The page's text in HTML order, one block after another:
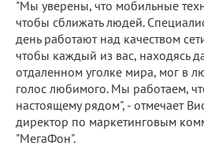
"Мы уверены, что мобильные
чтобы сближать людей.
день работают над качеством
чтобы каждый из вас, находясь
отдаленном уголке мира, мог в
голос любимого. Мы работаем,
настоящему рядом", - отмечает
директор по маркетинговым
"МегаФон".